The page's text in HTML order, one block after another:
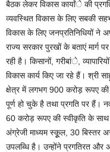
बैठक लेकर विकास कार्यांे की
व्यवस्थित विकास के लिए सबकी
विकास के लिए जनप्रतिनिधियों ने
राज्य सरकार पुरखों के बताएं मार्ग
रही है। किसानों, गरीबांे,
विकास कार्य किए जा रहे हैं। श्री
क्षेत्र में लगभग 900 करोड़ रूपए की
पूर्ण हो चुके है तथा प्रगति पर हैं।
60 करोड़ रूपए की स्वीकृति के साथ
अंग्रेजी माध्यम स्कूूल, 30 बिस्तर
उपलब्धि है। उन्होंने प्रगतिरत और